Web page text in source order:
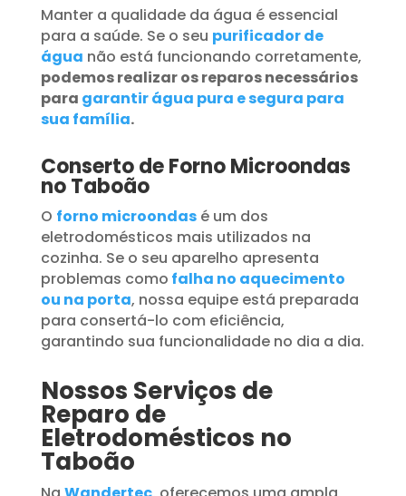
Manter a qualidade da água é essencial
para a saúde. Se o seu purificador de
água não está funcionando corretamente,
podemos realizar os reparos necessários
para garantir água pura e segura para
sua família.
Conserto de Forno Microondas
no Taboão
O forno microondasé um dos
eletrodomésticos mais utilizados na
cozinha. Se o seu aparelho apresenta
problemas como falha no aquecimento
ou na porta, nossa equipe está preparada
para consertá-lo com eficiência,
garantindo sua funcionalidade no dia a dia.
Nossos Serviços de
Reparo de
Eletrodomésticos no
Taboão